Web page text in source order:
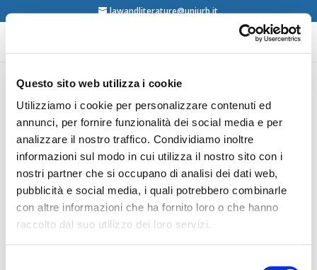
Questo sito web utilizza i cookie
Utilizziamo i cookie per personalizzare contenuti ed
annunci, per fornire funzionalità dei social media e per
analizzare il nostro traffico. Condividiamo inoltre
informazioni sul modo in cui utilizza il nostro sito con i
nostri partner che si occupano di analisi dei dati web,
pubblicità e social media, i quali potrebbero combinarle
con altre informazioni che ha fornito loro o che hanno
raccolto dal suo utilizzo dei loro servizi.
lawandliterature@uniurb.it
Alfonso Malinconico,
Diritto e letteratura.
Manzoni e Pirandello,
Empiria, Roma, 2008
contents